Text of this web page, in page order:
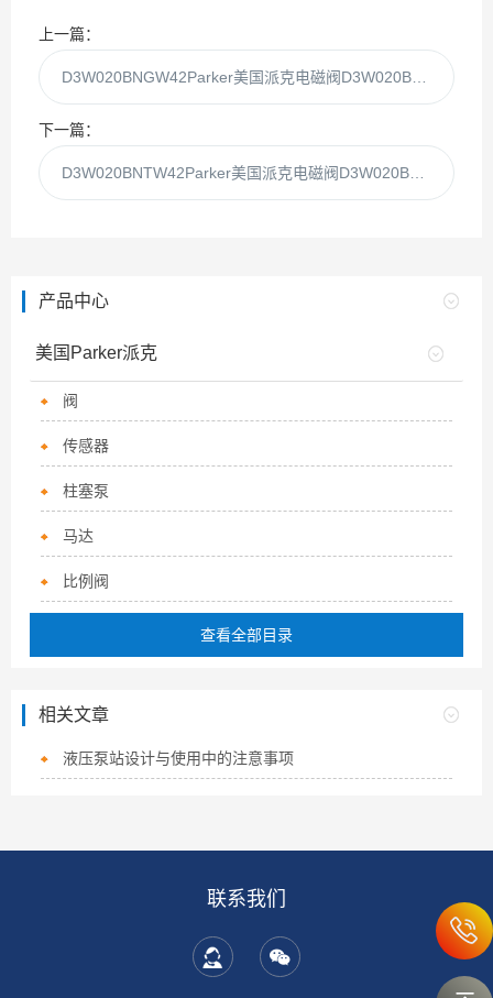
上一篇：
下一篇：
产品中心
美国Parker派克
阀
传感器
柱塞泵
马达
比例阀
查看全部目录
相关文章
液压泵站设计与使用中的注意事项
联系我们